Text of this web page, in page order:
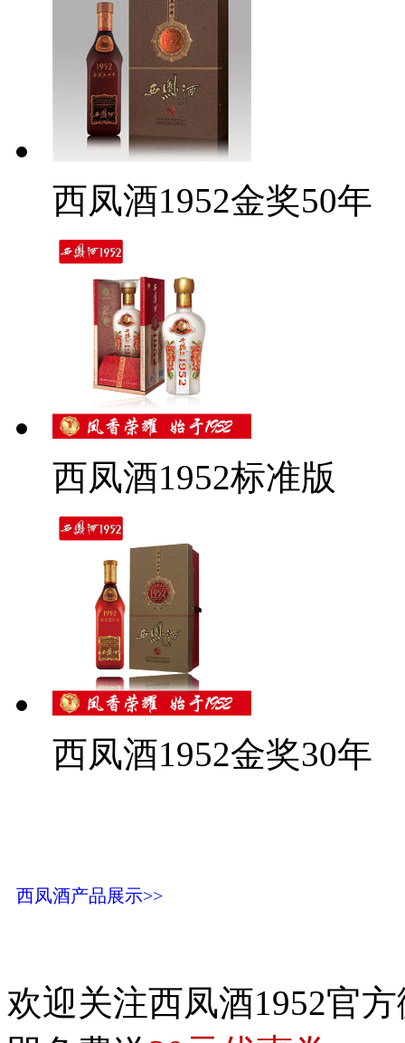
西凤酒1952金奖50年
西凤酒1952标准版
西凤酒1952金奖30年
西凤酒产品展示>>
欢迎关注西凤酒1952官